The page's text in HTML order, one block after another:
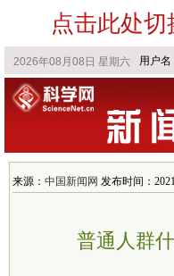
点击此处
来源： 中国新闻网 发布时间：
普通人群